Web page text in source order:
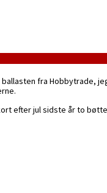
fra Hobbytrade,
efter jul sidste år to